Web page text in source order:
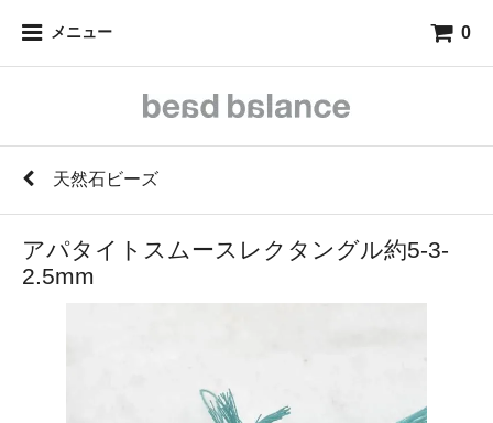
メニュー 0
天然石ビーズ
アパタイトスムースレクタングル約5-3-
2.5mm